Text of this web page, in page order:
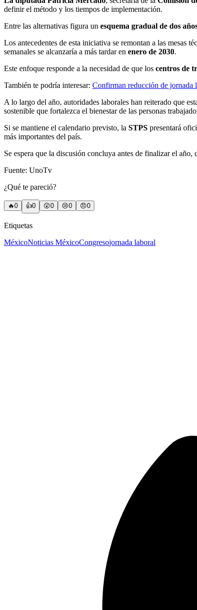
definir el método y los tiempos de implementación.
Entre las alternativas figura un esquema gradual de dos
Los antecedentes de esta iniciativa se remontan a las mesas
semanales se alcanzaría a más tardar en enero de 2030.
Este enfoque responde a la necesidad de que los centros de
También te podría interesar: Confirman reducción de jornada
A lo largo del año, autoridades laborales han reiterado que
sostenible que fortalezca el bienestar de las personas
Si se mantiene el calendario previsto, la STPS presentará
más importantes del país.
Se espera que la discusión concluya antes de finalizar el año,
Fuente: UnoTv
¿Qué te pareció?
🔥0 👍0 😲0 😢0 😠0
Etiquetas
MéxicoNoticias MéxicoCongresojornada laboral